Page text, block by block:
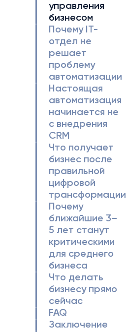
управления
бизнесом
Почему IT-
отдел не
решает
проблему
автоматизации
Настоящая
автоматизация
начинается не
с внедрения
CRM
Что получает
бизнес после
правильной
цифровой
трансформации
Почему
ближайшие 3–
5 лет станут
критическими
для среднего
бизнеса
Что делать
бизнесу прямо
сейчас
FAQ
Заключение